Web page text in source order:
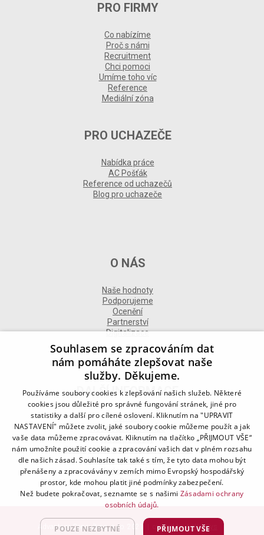
PRO FIRMY
Co nabízíme
Proč s námi
Recruitment
Chci pomoci
Umíme toho víc
Reference
Mediální zóna
PRO UCHAZEČE
Nabídka práce
AC Pošťák
Reference od uchazečů
Blog pro uchazeče
O NÁS
Naše hodnoty
Podporujeme
Ocenění
Partnerství
Digitalizace
DALŠÍ INFORMACE
Kontakt
Naše odborné divize
Naše pobočky
Zásady zpracování osobních údajů
Všeobecné podmínky
Kodex chování
Blog
Advantage Consulting, s.r.o. 2021 | created byA-WebSys
Souhlasem se zpracováním dat
nám pomáháte zlepšovat naše
služby. Děkujeme.
Používáme soubory cookies k zlepšování našich služeb. Některé
cookies jsou důležité pro správné fungování stránek, jiné pro
statistiky a další pro cílené oslovení. Kliknutím na "UPRAVIT
NASTAVENÍ" můžete zvolit, jaké soubory cookie můžeme použít a jak
vaše data můžeme zpracovávat. Kliknutím na tlačítko „PŘIJMOUT VŠE“
nám umožníte použití cookie a zpracování vašich dat v plném rozsahu
dle našich zásad. Souhlasíte tak také s tím, že tyto data mohou být
přenášeny a zpracovávány v zemích mimo Evropský hospodářský
prostor, kde mohou platit jiné podmínky zabezpečení.
Než budete pokračovat, seznamte se s našimi Zásadami ochrany
osobních údajů.
PŘIJMOUT VŠE
POUZE NEZBYTNÉ